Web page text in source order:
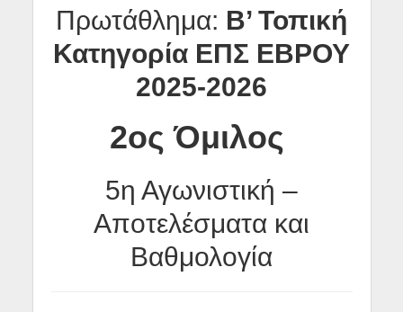
Πρωτάθλημα: Β’ Τοπική
Κατηγορία ΕΠΣ ΕΒΡΟΥ
2025-2026
2ος Όμιλος
5η Αγωνιστική –
Αποτελέσματα και
Βαθμολογία